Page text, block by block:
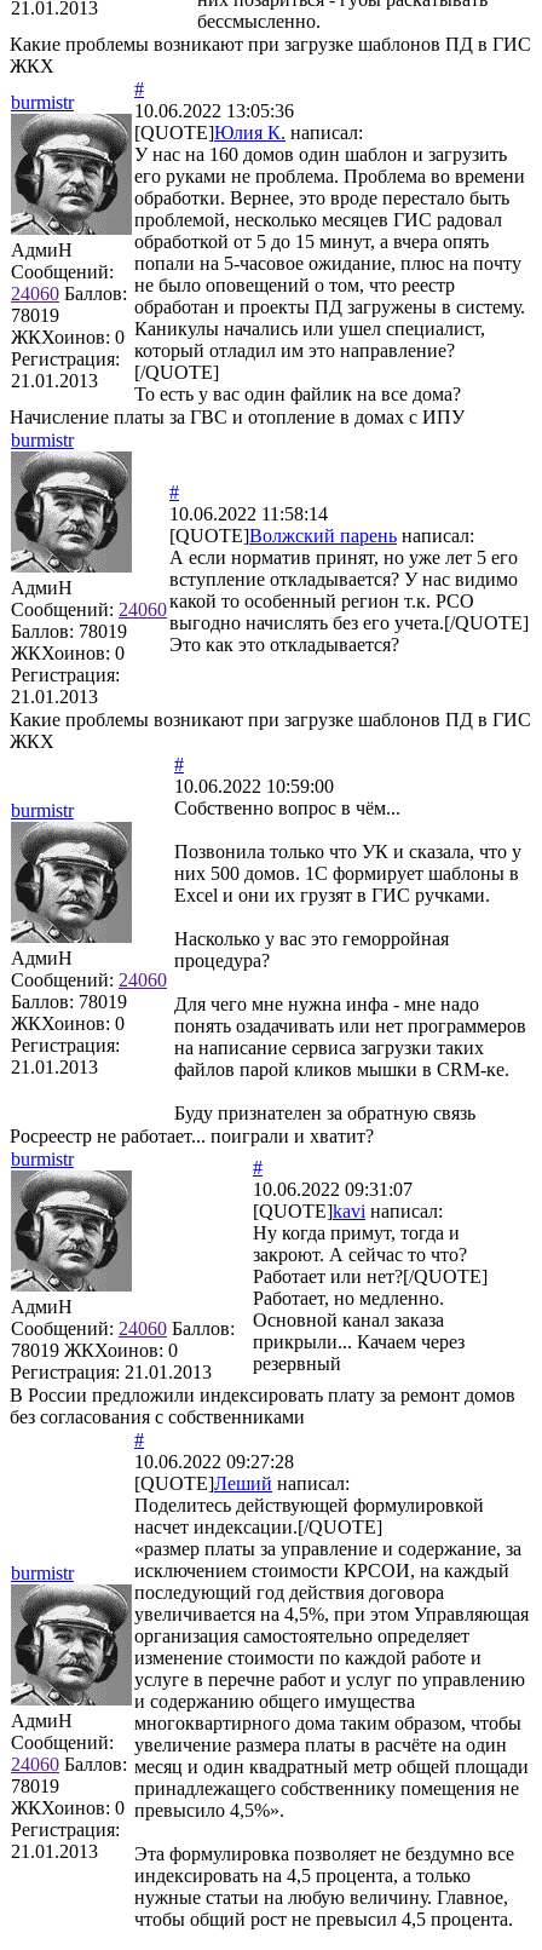
21.01.2013
бессмысленно.
Какие проблемы возникают при загрузке шаблонов ПД в ГИС
ЖКХ
burmistr
АдмиН
Сообщений:
24060 Баллов:
78019
ЖКХоинов: 0
Регистрация:
21.01.2013
#
10.06.2022 13:05:36
[QUOTE]Юлия К. написал:
У нас на 160 домов один шаблон и загрузить
его руками не проблема. Проблема во времени
обработки. Вернее, это вроде перестало быть
проблемой, несколько месяцев ГИС радовал
обработкой от 5 до 15 минут, а вчера опять
попали на 5-часовое ожидание, плюс на почту
не было оповещений о том, что реестр
обработан и проекты ПД загружены в систему.
Каникулы начались или ушел специалист,
который отладил им это направление?
[/QUOTE]
То есть у вас один файлик на все дома?
Начисление платы за ГВС и отопление в домах с ИПУ
burmistr
АдмиН
Сообщений: 24060
Баллов: 78019
ЖКХоинов: 0
Регистрация:
21.01.2013
#
10.06.2022 11:58:14
[QUOTE]Волжский парень написал:
А если норматив принят, но уже лет 5 его
вступление откладывается? У нас видимо
какой то особенный регион т.к. РСО
выгодно начислять без его учета.[/QUOTE]
Это как это откладывается?
Какие проблемы возникают при загрузке шаблонов ПД в ГИС
ЖКХ
burmistr
АдмиН
Сообщений: 24060
Баллов: 78019
ЖКХоинов: 0
Регистрация:
21.01.2013
#
10.06.2022 10:59:00
Собственно вопрос в чём...
Позвонила только что УК и сказала, что у
них 500 домов. 1С формирует шаблоны в
Excel и они их грузят в ГИС ручками.
Насколько у вас это геморройная
процедура?
Для чего мне нужна инфа - мне надо
понять озадачивать или нет программеров
на написание сервиса загрузки таких
файлов парой кликов мышки в CRM-ке.
Буду признателен за обратную связь
Росреестр не работает... поиграли и хватит?
burmistr
АдмиН
Сообщений: 24060 Баллов:
78019 ЖКХоинов: 0
Регистрация: 21.01.2013
#
10.06.2022 09:31:07
[QUOTE]kavi написал:
Ну когда примут, тогда и
закроют. А сейчас то что?
Работает или нет?[/QUOTE]
Работает, но медленно.
Основной канал заказа
прикрыли... Качаем через
резервный
В России предложили индексировать плату за ремонт домов
без согласования с собственниками
burmistr
АдмиН
Сообщений:
24060 Баллов:
78019
ЖКХоинов: 0
Регистрация:
21.01.2013
#
10.06.2022 09:27:28
[QUOTE]Леший написал:
Поделитесь действующей формулировкой
насчет индексации.[/QUOTE]
«размер платы за управление и содержание, за
исключением стоимости КРСОИ, на каждый
последующий год действия договора
увеличивается на 4,5%, при этом Управляющая
организация самостоятельно определяет
изменение стоимости по каждой работе и
услуге в перечне работ и услуг по управлению
и содержанию общего имущества
многоквартирного дома таким образом, чтобы
увеличение размера платы в расчёте на один
месяц и один квадратный метр общей площади
принадлежащего собственнику помещения не
превысило 4,5%».
Эта формулировка позволяет не бездумно все
индексировать на 4,5 процента, а только
нужные статьи на любую величину. Главное,
чтобы общий рост не превысил 4,5 процента.